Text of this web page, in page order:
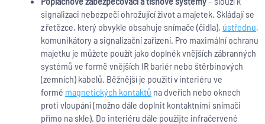
signalizaci nebezpečí ohrožující život a majetek. Skládají se
z řetězce, který obvykle obsahuje snímače (čidla), ústřednu,
komunikátory a signalizační zařízení. Pro maximální ochranu
majetku je můžete použít jako doplněk vnějších zábranných
systémů ve formě vnějších IR bariér nebo štěrbinových
(zemních) kabelů. Běžnější je použití v interiéru ve
formě magnetických kontaktů na dveřích nebo oknech
proti vloupání (možno dále doplnit kontaktními snímači
přímo na skle). Do interiéru dále použijte infračervené